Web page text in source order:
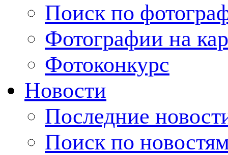
Поиск по
Фотографии на
Фотоконкурс
Новости
Последние
Поиск по